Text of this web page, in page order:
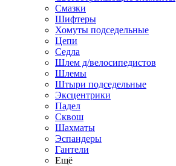
Смазки
Шифтеры
Хомуты подседельные
Цепи
Седла
Шлем д/велосипедистов
Шлемы
Штыри подседельные
Эксцентрики
Падел
Сквош
Шахматы
Эспандеры
Гантели
Ещё